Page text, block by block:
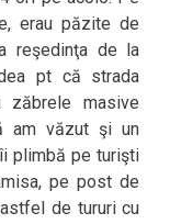
erau păzite de
reşedinţa de la
pt că strada
masive
am văzut şi un
plimbă pe turişti
pe post de
de tururi cu